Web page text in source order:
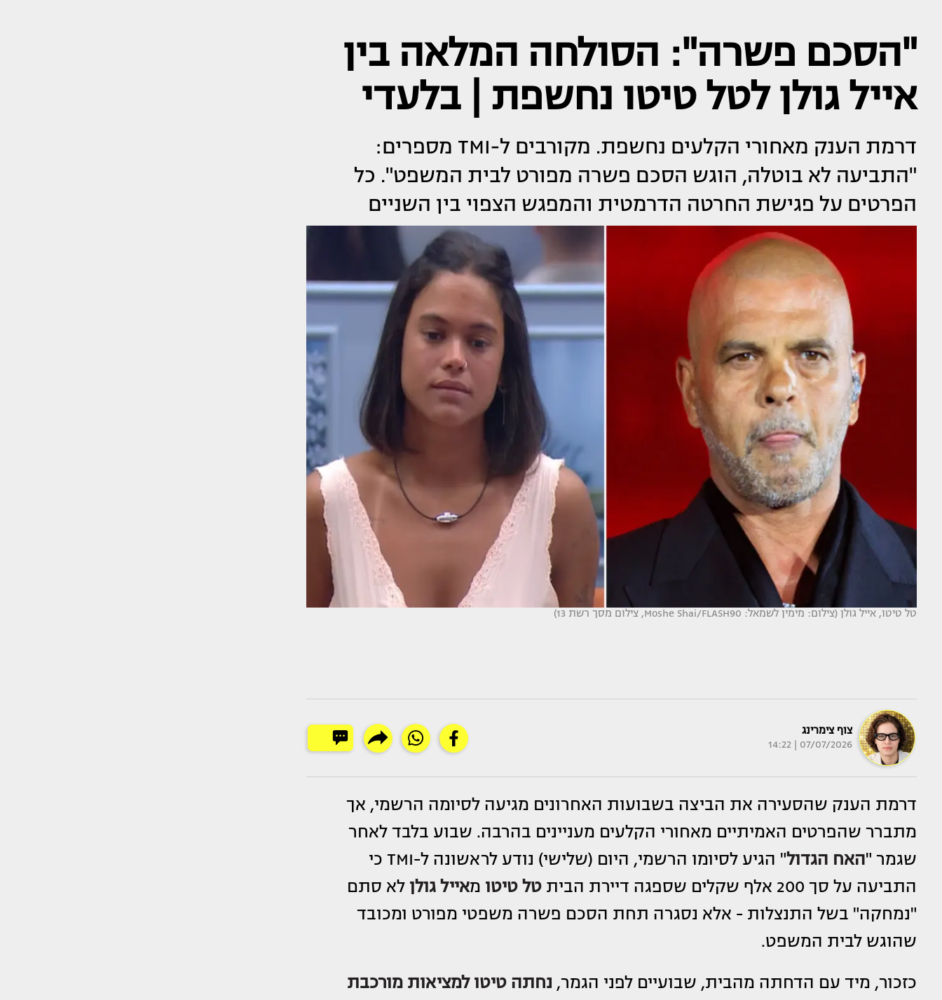
"הסכם פשרה": הסולחה המלאה בין
אייל גולן לטל טיטו נחשפת | בלעדי
דרמת הענק מאחורי הקלעים נחשפת. מקורבים ל-TMI מספרים:
"התביעה לא בוטלה, הוגש הסכם פשרה מפורט לבית המשפט". כל
הפרטים על פגישת החרטה הדרמטית והמפגש הצפוי בין השניים
טל טיטו, אייל גולן (צילום: מימין לשמאל: Moshe Shai/FLASH90, צילום מסך רשת 13)
צוף צימרינג
07/07/2026 | 14:22
דרמת הענק שהסעירה את הביצה בשבועות האחרונים מגיעה לסיומה הרשמי, אך
מתברר שהפרטים האמיתיים מאחורי הקלעים מעניינים בהרבה. שבוע בלבד לאחר
שגמר "האח הגדול
" הגיע לסיומו הרשמי, היום (שלישי) נודע לראשונה ל-TMI כי
התביעה על סך 200 אלף שקלים שספגה דיירת הבית
טל טיטו מאייל גולן לא סתם
"נמחקה" בשל התנצלות - אלא נסגרה תחת הסכם פשרה משפטי מפורט ומכובד
שהוגש לבית המשפט.
כזכור, מיד עם הדחתה מהבית, שבועיים לפני הגמר, נחתה טיטו למציאות מורכבת